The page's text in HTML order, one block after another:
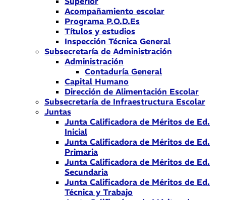
Acompañamiento escolar
Programa P.O.D.Es
Títulos y estudios
Inspección Técnica General
Subsecretaría de Administración
Administración
Contaduría General
Capital Humano
Dirección de Alimentación Escolar
Subsecretaría de Infraestructura Escolar
Juntas
Junta Calificadora de Méritos de Ed.
Inicial
Junta Calificadora de Méritos de Ed.
Primaria
Junta Calificadora de Méritos de Ed.
Secundaria
Junta Calificadora de Méritos de Ed.
Técnica y Trabajo